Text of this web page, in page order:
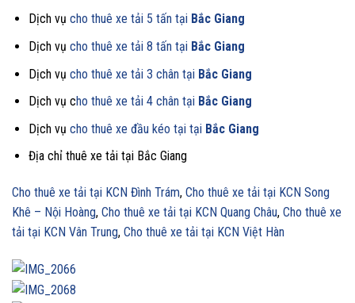
Dịch vụ cho thuê xe tải 5 tấn tại Bắc Giang
Dịch vụ cho thuê xe tải 8 tấn tại Bắc Giang
Dịch vụ cho thuê xe tải 3 chân tại Bắc Giang
Dịch vụ cho thuê xe tải 4 chân tại Bắc Giang
Dịch vụ cho thuê xe đầu kéo tại tại Bắc Giang
Địa chỉ thuê xe tải tại Bắc Giang
Cho thuê xe tải tại KCN Đình Trám, Cho thuê xe tải tại KCN Song
Khê – Nội Hoàng, Cho thuê xe tải tại KCN Quang Châu, Cho thuê xe
tải tại KCN Vân Trung, Cho thuê xe tải tại KCN Việt Hàn